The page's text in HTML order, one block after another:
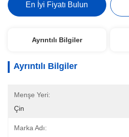
En İyi Fiyatı Bulun
Ayrıntılı Bilgiler
Ayrıntılı Bilgiler
Menşe Yeri:
Çin
Marka Adı: